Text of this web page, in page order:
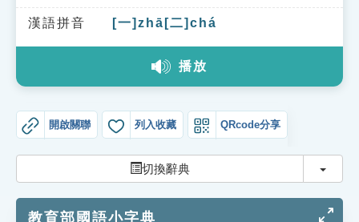
生命大百科索引
教學應用
貓頭鷹博士
漢語拼音 [一]zhā[二]chá
播放
開啟關聯 列入收藏 QRcode分享
切換辭典 切換
教育部國語小字典